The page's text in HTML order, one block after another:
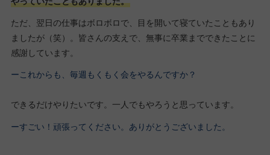
ただ、翌日の仕事はボロボロで、目を開いて寝ていたこともあり
ましたが（笑）。皆さんの支えで、無事に卒業までできたことに
感謝しています。
ーこれからも、毎週もくもく会をやるんですか？
できるだけやりたいです。一人でもやろうと思っています。
ーすごい！頑張ってください。ありがとうございました。